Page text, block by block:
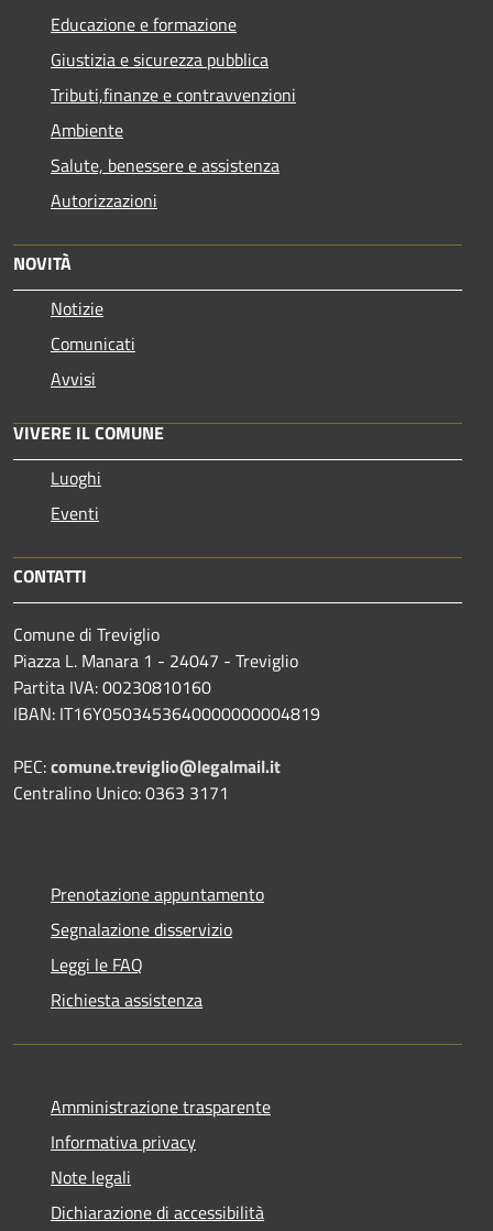
Educazione e formazione
Giustizia e sicurezza pubblica
Tributi,finanze e contravvenzioni
Ambiente
Salute, benessere e assistenza
Autorizzazioni
NOVITÀ
Notizie
Comunicati
Avvisi
VIVERE IL COMUNE
Luoghi
Eventi
CONTATTI
Comune di Treviglio
Piazza L. Manara 1 - 24047 - Treviglio
Partita IVA: 00230810160
IBAN: IT16Y0503453640000000004819
PEC:comune.treviglio@legalmail.it
Centralino Unico: 0363 3171
Prenotazione appuntamento
Segnalazione disservizio
Leggi le FAQ
Richiesta assistenza
Amministrazione trasparente
Informativa privacy
Note legali
Dichiarazione di accessibilità